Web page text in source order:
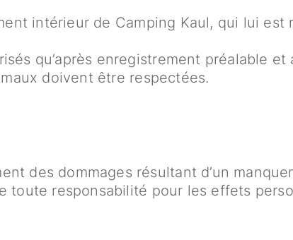
Notre responsabilité sociale
Hébergements
Equipement | Informations | Service
Service
intérieur de Camping Kaul, qui lui est
qu’après enregistrement préalable
doivent être respectées.
des dommages résultant d’un
toute responsabilité pour les effets